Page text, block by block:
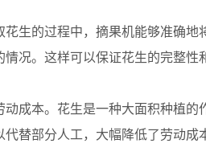
的过程中，摘果机能够准确地
况。这样可以保证花生的完整性
本。花生是一种大面积种植的
替部分人工，大幅降低了劳动成